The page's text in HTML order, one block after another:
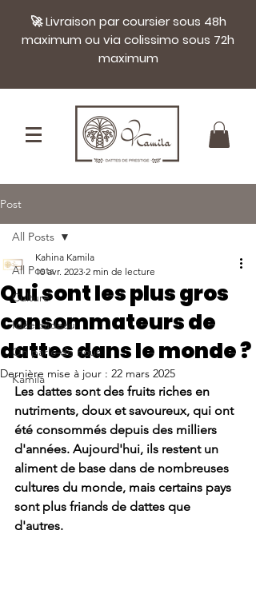
🚀 Livraison par coursier sous 48h
maximum ou via colissimo sous 72h
maximum
Post
All Posts
Culture
Idée cadeau
On parle de nous
Kamila
All Posts
Qui sont les plus gros
consommateurs de
dattes dans le monde ?
Kahina Kamila
10 avr. 2023 2 min de lecture
Dernière mise à jour : 22 mars 2025
Les dattes sont des fruits riches en
nutriments, doux et savoureux, qui ont
été consommés depuis des milliers
d'années. Aujourd'hui, ils restent un
aliment de base dans de nombreuses
cultures du monde, mais certains pays
sont plus friands de dattes que
d'autres.